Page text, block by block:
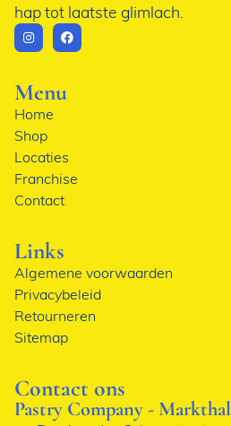
hap tot laatste glimlach.
Menu
Home
Shop
Locaties
Franchise
Contact
Links
Algemene voorwaarden
Privacybeleid
Retourneren
Sitemap
Contact ons
Pastry Company - Markthal